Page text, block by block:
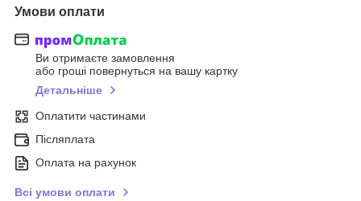
Умови оплати
Ви отримаєте замовлення
або гроші повернуться на вашу картку
Детальніше
Оплатити частинами
Післяплата
Оплата на рахунок
Всі умови оплати